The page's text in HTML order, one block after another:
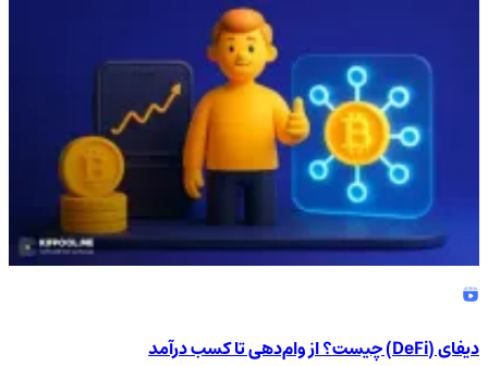
دیفای (DeFi) چیست؟ از وام‌دهی تا کسب درآمد